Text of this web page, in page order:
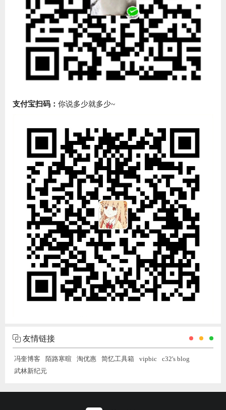
支付宝扫码： 你说多少就多少~
友情链接
冯奎博客 陌路寒暄 淘优惠 简忆工具箱 vipbic
c32's blog
武林新纪元